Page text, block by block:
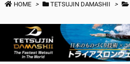
HOME > TETSUJIN DAMASHII >